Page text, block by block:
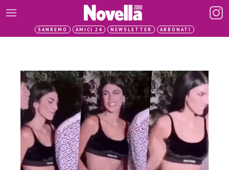
SANREMO AMICI 24 NEWSLETTER ABBONATI